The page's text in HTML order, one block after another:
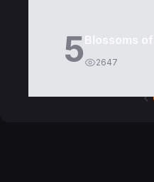
5 2647